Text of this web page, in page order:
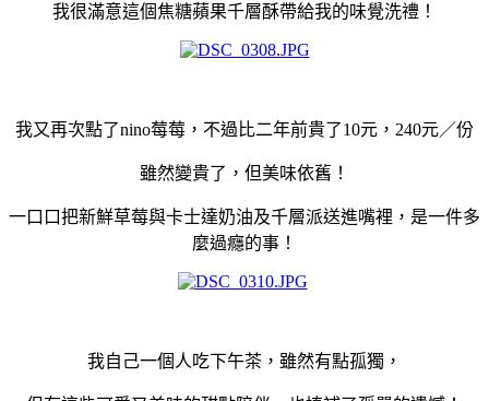
我很滿意這個焦糖蘋果千層酥帶給我的味覺洗禮！
我又再次點了nino莓莓，不過比二年前貴了10元，240元／份
雖然變貴了，但美味依舊！
一口口把新鮮草莓與卡士達奶油及千層派送進嘴裡，是一件多
麼過癮的事！
我自己一個人吃下午茶，雖然有點孤獨，